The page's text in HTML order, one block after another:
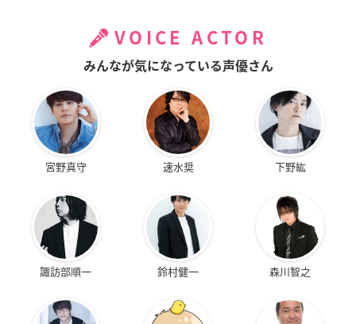
VOICE ACTOR
みんなが気になっている声優さん
宮野真守 速水奨 下野紘
諏訪部順一 鈴村健一 森川智之